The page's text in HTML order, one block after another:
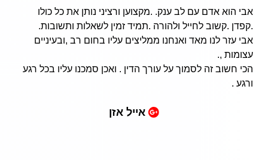
נותן את כל כולו
לשאלות ותשובות.
בחום רב ,ובעיניים
סמכנו עליו בכל רגע
patient, and hard working
Avi Finarsky, I am now
friends and family,
and has done an
anyone going through a